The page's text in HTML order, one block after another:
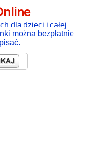
dla dzieci i całej
można bezpłatnie